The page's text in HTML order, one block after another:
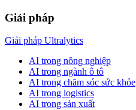
Giải pháp
Giải pháp Ultralytics
AI trong nông nghiệp
AI trong ngành ô tô
AI trong chăm sóc sức khỏe
AI trong logistics
AI trong sản xuất